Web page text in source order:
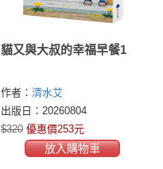
貓又與大叔的幸福早餐1
作者： 清水艾
出版日：20260804
$320 優惠價253元
放入購物車